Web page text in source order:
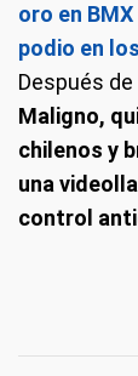
oro en
podio en
Después
Maligno,
chilenos y
una
control